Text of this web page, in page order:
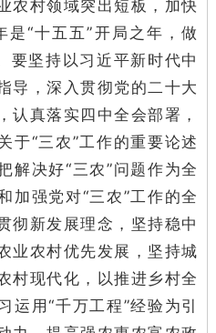
农村领域突出短板，加快
“十五五”开局之年，做
要坚持以习近平新时代中
导，深入贯彻党的二十大
认真落实四中全会部署，
于“三农”工作的重要论述
解决好“三农”问题作为全
加强党对“三农”工作的全
彻新发展理念，坚持稳中
业农村优先发展，坚持城
村现代化，以推进乡村全
运用“千万工程”经验为引